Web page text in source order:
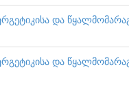
და
და